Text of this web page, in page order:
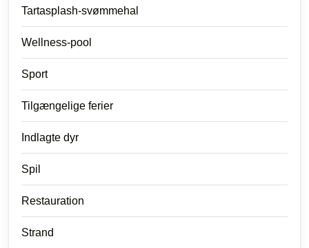
Tartasplash-svømmehal
Wellness-pool
Sport
Tilgængelige ferier
Indlagte dyr
Spil
Restauration
Strand